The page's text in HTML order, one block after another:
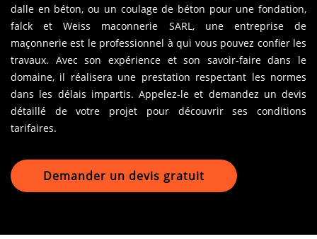
dalle en béton, ou un coulage de béton pour une fondation,
falck et Weiss maconnerie SARL, une entreprise de
maçonnerie est le professionnel à qui vous pouvez confier les
travaux. Avec son expérience et son savoir-faire dans le
domaine, il réalisera une prestation respectant les normes
dans les délais impartis. Appelez-le et demandez un devis
détaillé de votre projet pour découvrir ses conditions
tarifaires.
Demander un devis gratuit